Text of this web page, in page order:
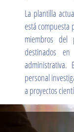
La plantilla
está compuesta
miembros del
destinados
administrativa.
personal
a proyectos